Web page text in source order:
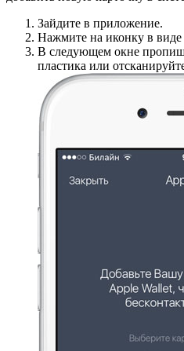
Зайдите в приложение.
Нажмите на иконку в
В следующем окне
пластика или